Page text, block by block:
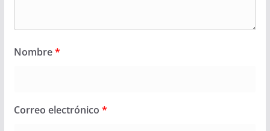
Nombre*
Correo electrónico *